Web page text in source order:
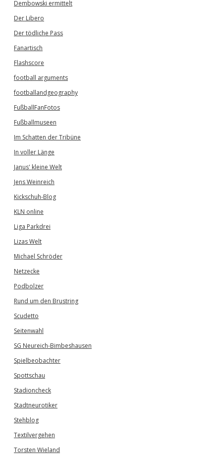
Dembowski ermittelt
Der Libero
Der tödliche Pass
Fanartisch
Flashscore
football arguments
footballandgeography
FußballFanFotos
Fußballmuseen
Im Schatten der Tribüne
In voller Länge
Janus' kleine Welt
Jens Weinreich
Kickschuh-Blog
KLN online
Liga Parkdrei
Lizas Welt
Michael Schröder
Netzecke
Podbolzer
Rund um den Brustring
Scudetto
Seitenwahl
SG Neureich-Bimbeshausen
Spielbeobachter
Spottschau
Stadioncheck
Stadtneurotiker
Stehblog
Textilvergehen
Torsten Wieland